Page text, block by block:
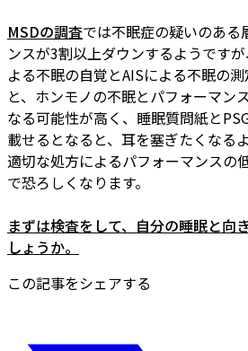
MSDの調査では不眠症の疑いのある
ンスが3割以上ダウンするようですが
よる不眠の自覚とAISによる不眠の
と、ホンモノの不眠とパフォーマン
なる可能性が高く、睡眠質問紙と
載せるとなると、耳を塞ぎたくなる
適切な処方によるパフォーマンスの
で恐ろしくなります。
まずは検査をして、自分の睡眠と向
しょうか。
この記事をシェアする